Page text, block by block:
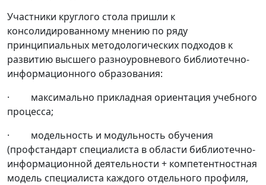
Участники круглого стола пришли к
консолидированному мнению по ряду
принципиальных методологических подходов к
развитию высшего разноуровневого библиотечно-
информационного образования:
· максимально прикладная ориентация учебного
процесса;
· модельность и модульность обучения
(профстандарт специалиста в области библиотечно-
информационной деятельности + компетентностная
модель специалиста каждого отдельного профиля,